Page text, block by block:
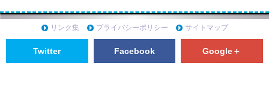
リンク集 プライバシーポリシー サイトマップ
Twitter Facebook Google＋